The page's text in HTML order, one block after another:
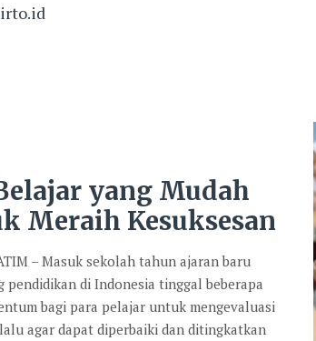
yang Mudah
Meraih Kesuksesan
– Masuk sekolah tahun ajaran baru
pendidikan di Indonesia tinggal beberapa
bagi para pelajar untuk mengevaluasi
agar dapat diperbaiki dan ditingkatkan